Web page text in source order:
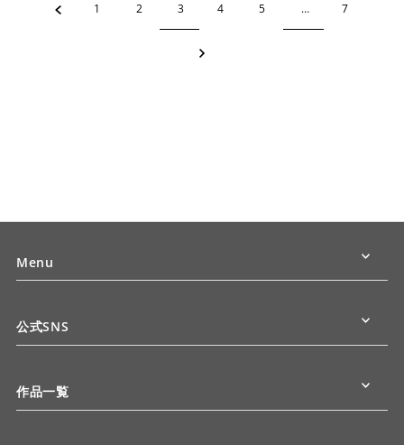
1 2 3 4 5 … 7
Menu
公式SNS
作品一覧